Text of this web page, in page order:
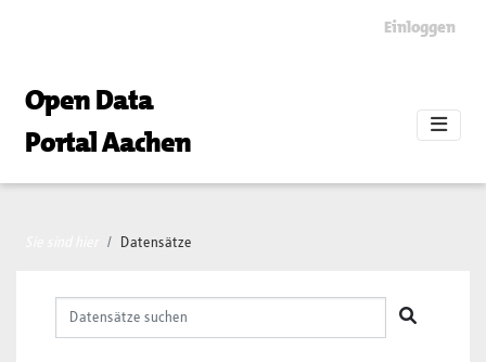
Einloggen
Open Data
Portal Aachen
Datensätze